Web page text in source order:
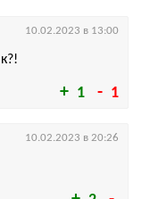
1 1
10.02.2023 в 13:00
10.02.2023 в 20:26